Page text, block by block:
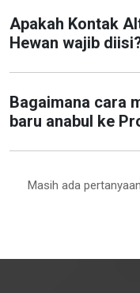
Apakah Kontak
Hewan wajib
Bagaimana cara
baru anabul ke
Masih ada